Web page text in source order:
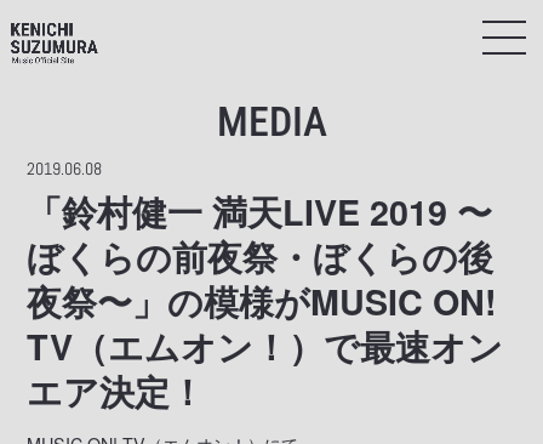
MEDIA
2019.06.08
「鈴村健一 満天LIVE 2019 〜
ぼくらの前夜祭・ぼくらの後
夜祭〜」の模様がMUSIC ON!
TV（エムオン！）で最速オン
エア決定！